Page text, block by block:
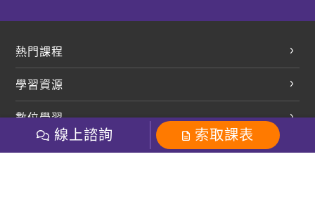
熱門課程
開口溜英文
學習資源
開課查詢
數位學習
巨匠美語數位學院
社群
線上諮詢 索取課表